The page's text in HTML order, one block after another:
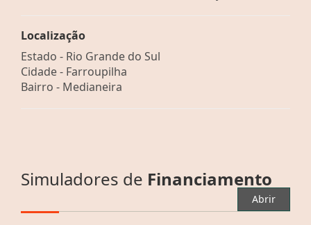
Localização
Estado - Rio Grande do Sul
Cidade - Farroupilha
Bairro - Medianeira
Simuladores de Financiamento
Abrir